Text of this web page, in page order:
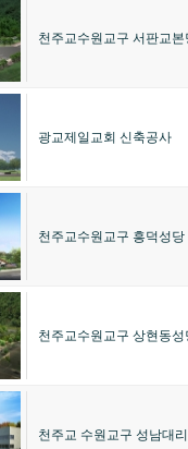
천주교수원교구 서판교
광교제일교회 신축공사
천주교수원교구 흥덕성
천주교수원교구 상현동
천주교 수원교구 성남대